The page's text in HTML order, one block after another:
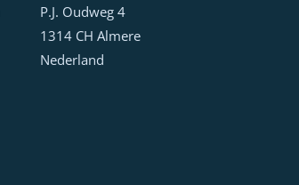
P.J. Oudweg 4
1314 CH Almere
Nederland